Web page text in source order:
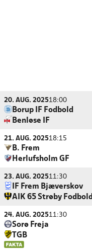
20. AUG. 202518:00
Borup IF Fodbold
Benløse IF
21. AUG. 202518:15
B. Frem
Herlufsholm GF
23. AUG. 202511:30
IF Frem Bjæverskov
AIK 65 Strøby Fodbold
24. AUG. 202511:30
Sorø Freja
TGB